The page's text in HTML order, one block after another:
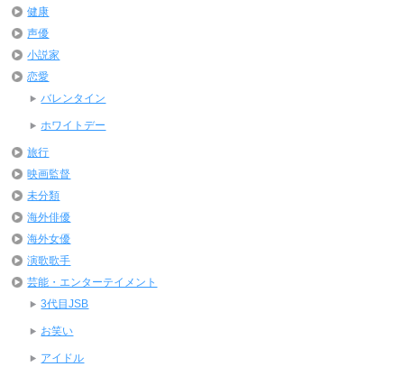
健康
声優
小説家
恋愛
バレンタイン
ホワイトデー
旅行
映画監督
未分類
海外俳優
海外女優
演歌歌手
芸能・エンターテイメント
3代目JSB
お笑い
アイドル